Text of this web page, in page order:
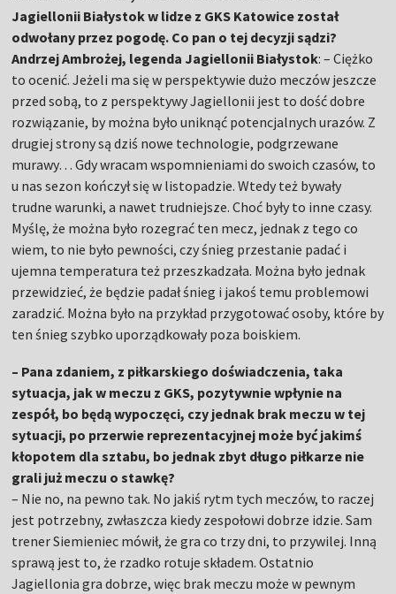
Jagiellonii Białystok w lidze z GKS Katowice został
odwołany przez pogodę. Co pan o tej decyzji sądzi?
Andrzej Ambrożej, legenda Jagiellonii Białystok: – Ciężko
to ocenić. Jeżeli ma się w perspektywie dużo meczów jeszcze
przed sobą, to z perspektywy Jagiellonii jest to dość dobre
rozwiązanie, by można było uniknąć potencjalnych urazów. Z
drugiej strony są dziś nowe technologie, podgrzewane
murawy… Gdy wracam wspomnieniami do swoich czasów, to
u nas sezon kończył się w listopadzie. Wtedy też bywały
trudne warunki, a nawet trudniejsze. Choć były to inne czasy.
Myślę, że można było rozegrać ten mecz, jednak z tego co
wiem, to nie było pewności, czy śnieg przestanie padać i
ujemna temperatura też przeszkadzała. Można było jednak
przewidzieć, że będzie padał śnieg i jakoś temu problemowi
zaradzić. Można było na przykład przygotować osoby, które by
ten śnieg szybko uporządkowały poza boiskiem.
– Pana zdaniem, z piłkarskiego doświadczenia, taka
sytuacja, jak w meczu z GKS, pozytywnie wpłynie na
zespół, bo będą wypoczęci, czy jednak brak meczu w tej
sytuacji, po przerwie reprezentacyjnej może być jakimś
kłopotem dla sztabu, bo jednak zbyt długo piłkarze nie
grali już meczu o stawkę?
– Nie no, na pewno tak. No jakiś rytm tych meczów, to raczej
jest potrzebny, zwłaszcza kiedy zespołowi dobrze idzie. Sam
trener Siemieniec mówił, że gra co trzy dni, to przywilej. Inną
sprawą jest to, że rzadko rotuje składem. Ostatnio
Jagiellonia gra dobrze, więc brak meczu może w pewnym